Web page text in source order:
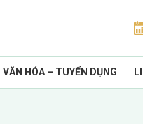
VĂN HÓA – TUYỂN DỤNG